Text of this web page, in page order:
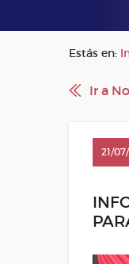
Estás en:
Ir a
21/